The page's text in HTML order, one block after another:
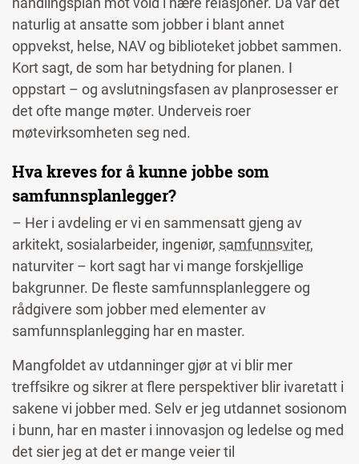
naturlig at ansatte som jobber i blant annet
oppvekst, helse, NAV og biblioteket jobbet sammen.
Kort sagt, de som har betydning for planen. I
oppstart – og avslutningsfasen av planprosesser er
det ofte mange møter. Underveis roer
møtevirksomheten seg ned.
Hva kreves for å kunne jobbe som
samfunnsplanlegger?
– Her i avdeling er vi en sammensatt gjeng av
arkitekt, sosialarbeider, ingeniør, samfunnsviter,
naturviter – kort sagt har vi mange forskjellige
bakgrunner. De fleste samfunnsplanleggere og
rådgivere som jobber med elementer av
samfunnsplanlegging har en master.
Mangfoldet av utdanninger gjør at vi blir mer
treffsikre og sikrer at flere perspektiver blir ivaretatt i
sakene vi jobber med. Selv er jeg utdannet sosionom
i bunn, har en master i innovasjon og ledelse og med
det sier jeg at det er mange veier til